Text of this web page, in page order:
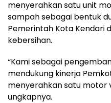
menyerahkan satu unit
sampah sebagai bentuk
Pemerintah Kota Kendari
kebersihan.
“Kami sebagai
mendukung kinerja
menyerahkan satu motor
ungkapnya.